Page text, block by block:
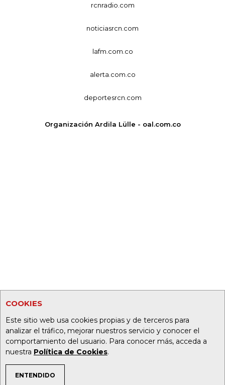
COOKIES
Este sitio web usa cookies propias y de terceros para
analizar el tráfico, mejorar nuestros servicio y conocer el
comportamiento del usuario. Para conocer más, acceda a
nuestra Política de Cookies.
ENTENDIDO
rcnradio.com
noticiasrcn.com
lafm.com.co
alerta.com.co
deportesrcn.com
Organización Ardila Lülle - oal.com.co